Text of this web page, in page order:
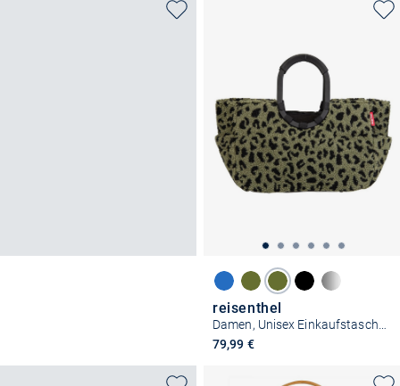
reisenthel
Damen, Unisex Einkaufstasche - loopshopper M frame
79,99 €